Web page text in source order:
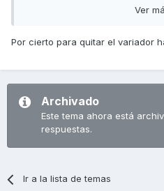
nunca. Alguien sabe si
Gracias.
Ver
Por cierto para quitar el variador
Archivado
Este tema ahora está
respuestas.
Ir a la lista de temas